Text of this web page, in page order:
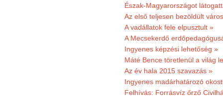
Észak-Magyarországot
Az első teljesen bezöldült
A vadállatok fele elpusztult »
A Mecsekerdő
Ingyenes képzési lehetőség »
Máté Bence töretlenül a világ
Az év hala 2015 szavazás »
Ingyenes madárhatározó
Felhívás: Forrásvíz őrző